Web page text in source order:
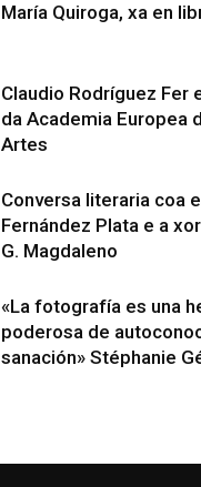
María Quiroga, xa en
Claudio Rodríguez Fer
da Academia Europea
Artes
Conversa literaria coa
Fernández Plata e a
G. Magdaleno
«La fotografía es una
poderosa de
sanación» Stéphanie